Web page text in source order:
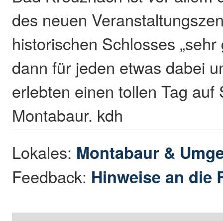
des neuen
historischen Schlosses
dann für jeden etwas dabei
erlebten einen tollen Tag auf
Montabaur. kdh
Lokales: Montabaur &
Feedback: Hinweise an die